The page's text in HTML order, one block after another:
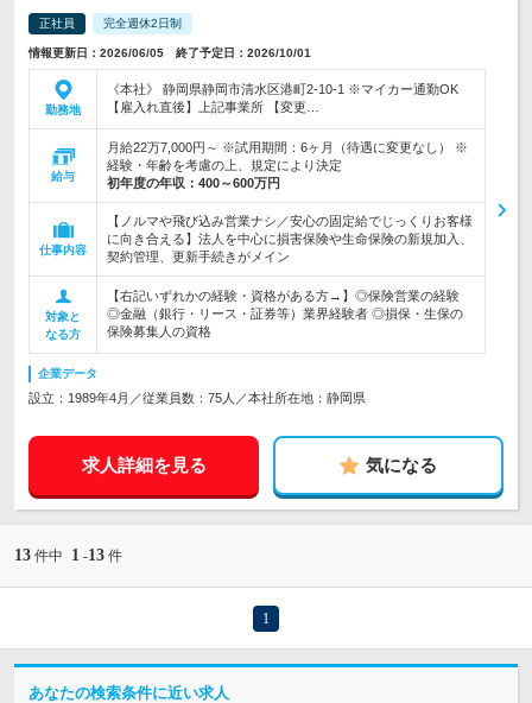
正社員 完全週休2日制
情報更新日：2026/06/05 終了予定日：2026/10/01
勤務地
《本社》 静岡県静岡市清水区港町2-10-1 ※マイカー通勤OK
【雇入れ直後】上記事業所 【変更…
給与
月給22万7,000円～ ※試用期間：6ヶ月（待遇に変更なし） ※
経験・年齢を考慮の上、規定により決定
初年度の年収： 400～600万円
仕事内容
【ノルマや飛び込み営業ナシ／安心の固定給でじっくりお客様
に向き合える】法人を中心に損害保険や生命保険の新規加入、
契約管理、更新手続きがメイン
対象と
なる方
【右記いずれかの経験・資格がある方→】◎保険営業の経験
◎金融（銀行・リース・証券等）業界経験者 ◎損保・生保の
保険募集人の資格
企業データ
設立：1989年4月／従業員数：75人／本社所在地：静岡県
求人詳細を見る 気になる
13 件中 1 -13 件
1
あなたの検索条件に近い求人